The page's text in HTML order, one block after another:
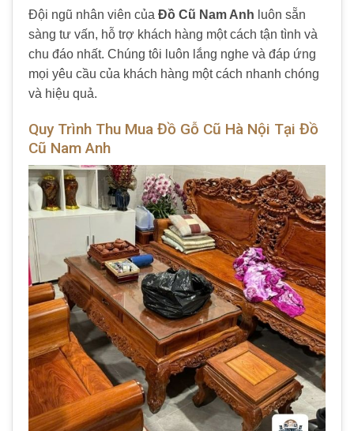
Đội ngũ nhân viên của Đồ Cũ Nam Anh luôn sẵn
sàng tư vấn, hỗ trợ khách hàng một cách tận tình và
chu đáo nhất. Chúng tôi luôn lắng nghe và đáp ứng
mọi yêu cầu của khách hàng một cách nhanh chóng
và hiệu quả.
Quy Trình Thu Mua Đồ Gỗ Cũ Hà Nội Tại Đồ
Cũ Nam Anh